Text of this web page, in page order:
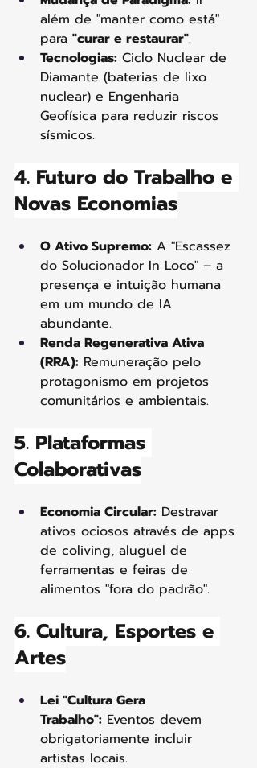
além de "manter como está"
para "curar e restaurar".
Tecnologias: Ciclo Nuclear de
Diamante (baterias de lixo
nuclear) e Engenharia
Geofísica para reduzir riscos
sísmicos.
4. Futuro do Trabalho e
Novas Economias
O Ativo Supremo: A "Escassez
do Solucionador In Loco" – a
presença e intuição humana
em um mundo de IA
abundante.
Renda Regenerativa Ativa
(RRA): Remuneração pelo
protagonismo em projetos
comunitários e ambientais.
5. Plataformas
Colaborativas
Economia Circular: Destravar
ativos ociosos através de apps
de coliving, aluguel de
ferramentas e feiras de
alimentos "fora do padrão".
6. Cultura, Esportes e
Artes
Lei "Cultura Gera
Trabalho": Eventos devem
obrigatoriamente incluir
artistas locais.